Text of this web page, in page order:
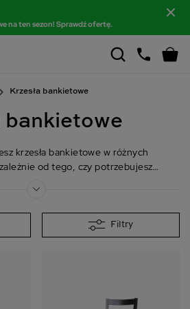
na ten sezon! Sprawdź ofertę.
Krzesła bankietowe
bankietowe
krzesła bankietowe w różnych
od tego, czy potrzebujesz
Filtry